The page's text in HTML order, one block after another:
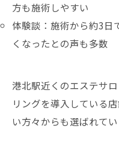
方も施術しやすい
体験談：施術から約3日
くなったとの声も多数
港北駅近くのエステサ
リングを導入している
い方々からも選ばれてい